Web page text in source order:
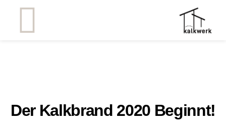
Der Kalkbrand 2020 Beginnt!